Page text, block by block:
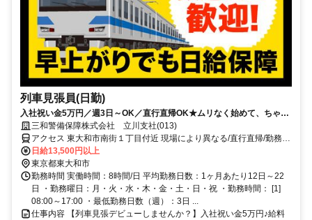
列車見張員(日勤)
入社祝い金5万円／週3日～OK／直行直帰OK★ムリなく始めて、ちゃん
と稼げる警備。
三和警備保障株式会社 立川支社(013)
アクセス 東大和市南街１丁目付近 現場により異なる/直行直帰/勤務地
相談可 ■週3日～■電話面接■即日勤務
日給13,500円以上
東京都東大和市
勤務時間 実働時間：8時間/日 平均勤務日数：1ヶ月あたり12日～22
日 ・勤務曜日：月・火・水・木・金・土・日・祝 ・勤務時間： [1]
08:00～17:00 ・最低勤務日数（週）：3日 ...
仕事内容 【列車見張デビューしませんか？】入社祝い金5万円♪給料